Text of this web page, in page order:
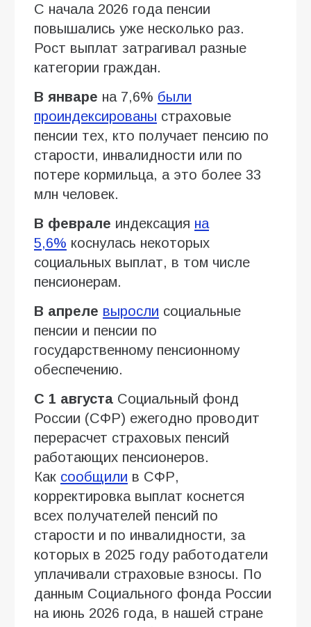
С начала 2026 года пенсии
повышались уже несколько раз.
Рост выплат затрагивал разные
категории граждан.
В январе на 7,6% были
проиндексированы страховые
пенсии тех, кто получает пенсию по
старости, инвалидности или по
потере кормильца, а это более 33
млн человек.
В феврале индексация на
5,6% коснулась некоторых
социальных выплат, в том числе
пенсионерам.
В апреле выросли социальные
пенсии и пенсии по
государственному пенсионному
обеспечению.
С 1 августа Социальный фонд
России (СФР) ежегодно проводит
перерасчет страховых пенсий
работающих пенсионеров.
Как сообщили в СФР,
корректировка выплат коснется
всех получателей пенсий по
старости и по инвалидности, за
которых в 2025 году работодатели
уплачивали страховые взносы. По
данным Социального фонда России
на июнь 2026 года, в нашей стране